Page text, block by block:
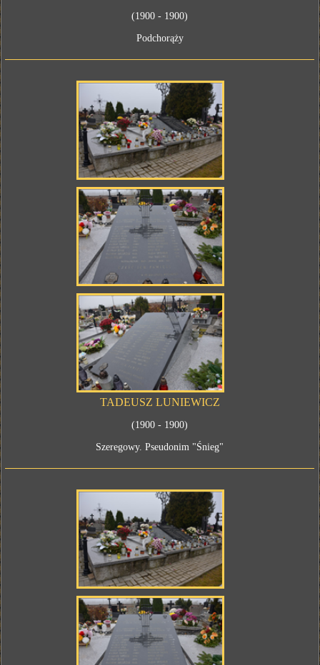
(1900 - 1900)
Podchorąży
TADEUSZ LUNIEWICZ
(1900 - 1900)
Szeregowy. Pseudonim "Śnieg"